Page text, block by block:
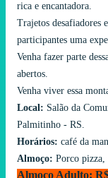
rica e encantadora.
Trajetos desafiadores
participantes uma
Venha fazer parte
abertos.
Venha viver essa
Local: Salão da
Palmitinho - RS.
Horários: café da
Almoço: Porco pizza,
Almoço Adulto: